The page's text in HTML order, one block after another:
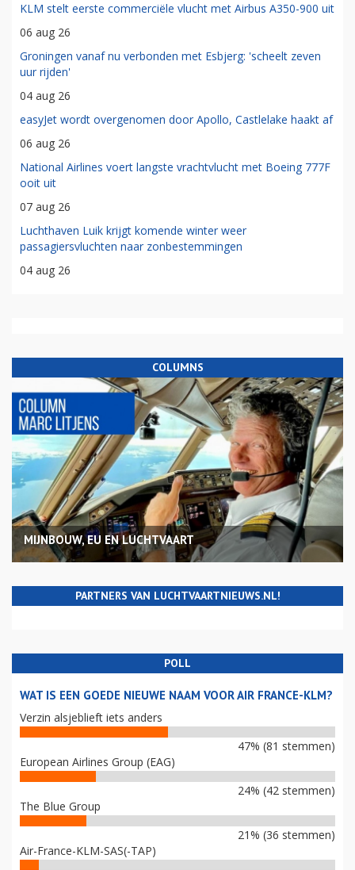
KLM stelt eerste commerciële vlucht met Airbus A350-900 uit
06 aug 26
Groningen vanaf nu verbonden met Esbjerg: 'scheelt zeven
uur rijden'
04 aug 26
easyJet wordt overgenomen door Apollo, Castlelake haakt af
06 aug 26
National Airlines voert langste vrachtvlucht met Boeing 777F
ooit uit
07 aug 26
Luchthaven Luik krijgt komende winter weer
passagiersvluchten naar zonbestemmingen
04 aug 26
COLUMNS
MIJNBOUW, EU EN LUCHTVAART
PARTNERS VAN LUCHTVAARTNIEUWS.NL!
POLL
WAT IS EEN GOEDE NIEUWE NAAM VOOR AIR FRANCE-KLM?
Verzin alsjeblieft iets anders
47% (81 stemmen)
European Airlines Group (EAG)
24% (42 stemmen)
The Blue Group
21% (36 stemmen)
Air-France-KLM-SAS(-TAP)